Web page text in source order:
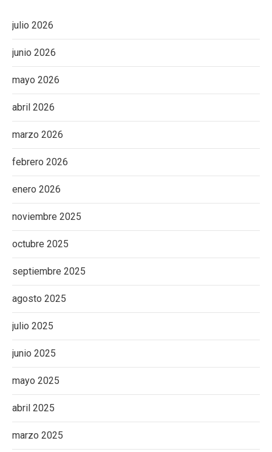
julio 2026
junio 2026
mayo 2026
abril 2026
marzo 2026
febrero 2026
enero 2026
noviembre 2025
octubre 2025
septiembre 2025
agosto 2025
julio 2025
junio 2025
mayo 2025
abril 2025
marzo 2025